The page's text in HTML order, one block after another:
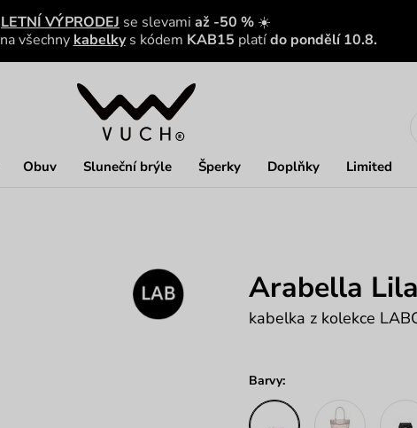
LETNÍ VÝPRODEJ se slevami až -50 % ☀️
na všechny kabelky s kódem KAB15 platído pondělí 10.8.
Obuv Sluneční brýle Šperky Doplňky Limited
Arabella Lila
kabelka z kolekce
Barvy: